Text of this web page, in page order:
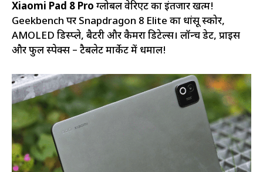
Xiaomi Pad 8 Pro ग्लोबल वेरिएंट का इंतजार खत्म!
Geekbench पर Snapdragon 8 Elite का धांसू स्कोर,
AMOLED डिस्प्ले, बैटरी और कैमरा डिटेल्स। लॉन्च डेट, प्राइस
और फुल स्पेक्स – टैबलेट मार्केट में धमाल!